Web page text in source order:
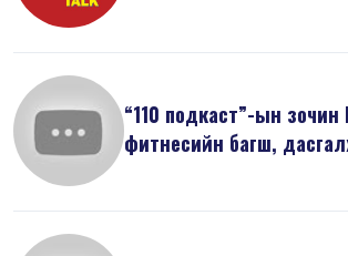
“110 подкаст”-ын
фитнесийн багш,